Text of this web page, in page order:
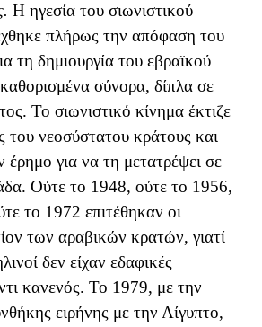
Η ηγεσία του σιωνιστικού
πλήρως την απόφαση του
τη δημιουργία του εβραϊκού
σύνορα, δίπλα σε
Το σιωνιστικό κίνημα έκτιζε
του νεοσύστατου κράτους και
έρημο για να τη μετατρέψει σε
Ούτε το 1948, ούτε το 1956,
το 1972 επιτέθηκαν οι
των αραβικών κρατών, γιατί
δεν είχαν εδαφικές
κανενός. Το 1979, με την
ειρήνης με την Αίγυπτο,